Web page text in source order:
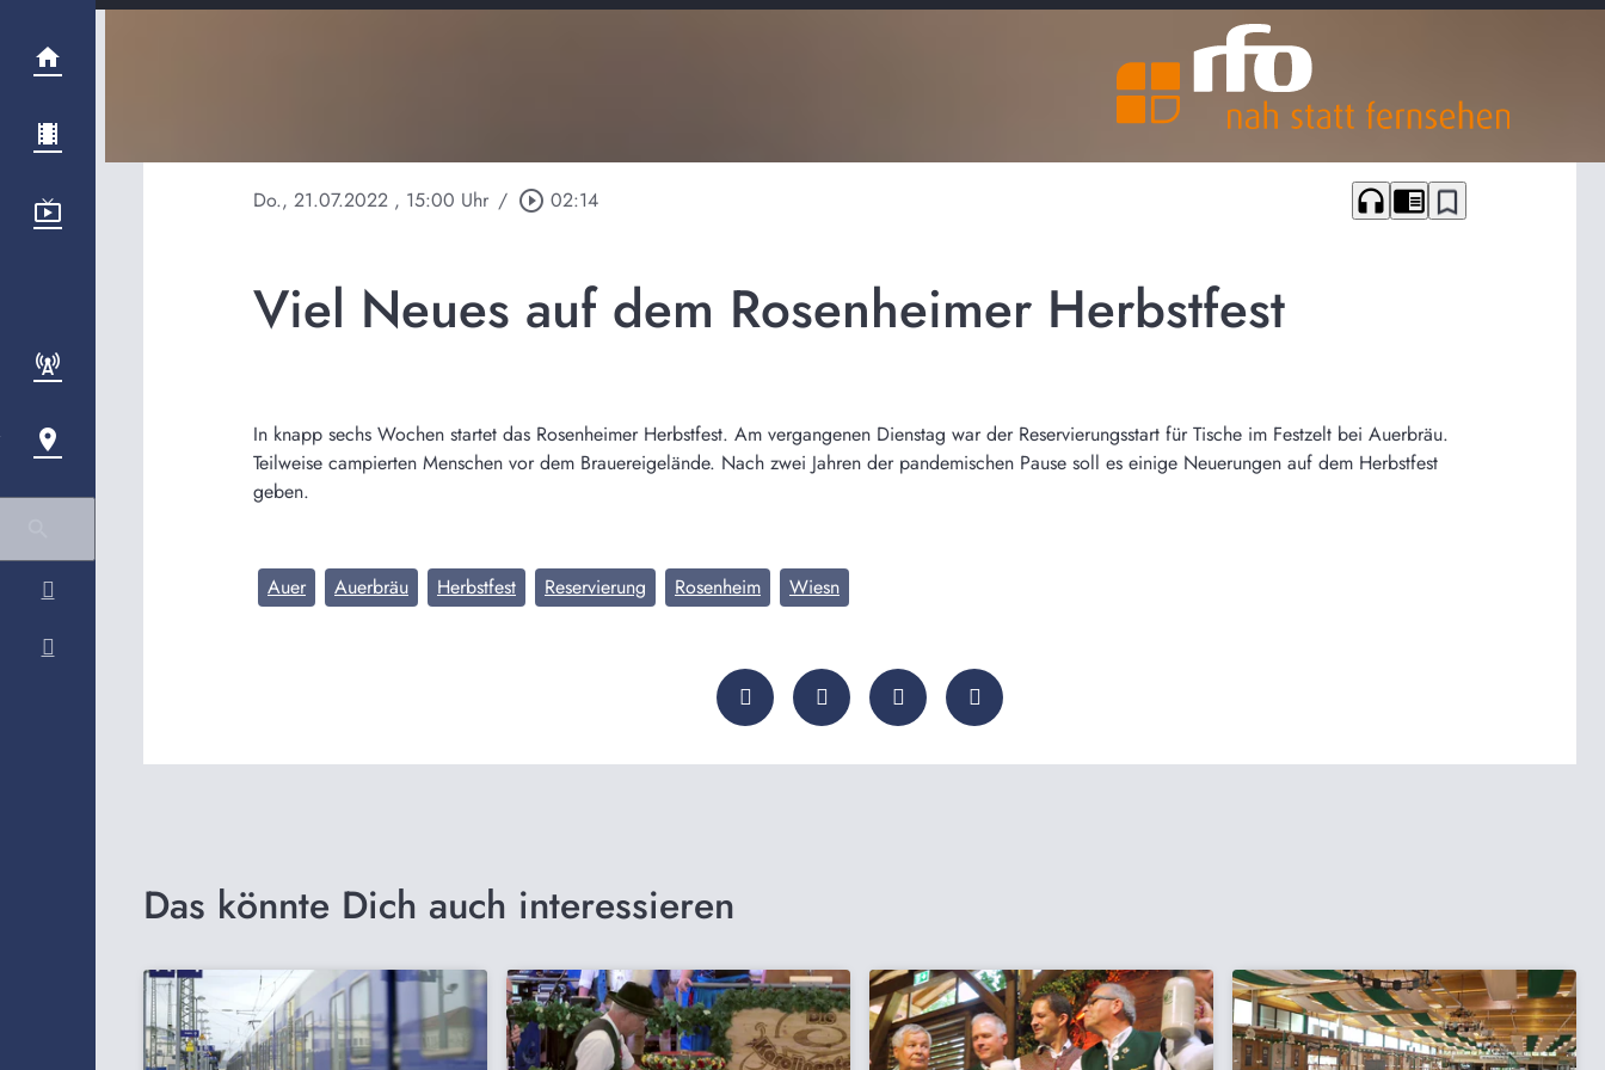
Do., 21.07.2022 , 15:00 Uhr / play_circle_outline 02:14 headphones chrome_reader_mode bookmark_border
Viel Neues auf dem Rosenheimer Herbstfest
In knapp sechs Wochen startet das Rosenheimer Herbstfest. Am vergangenen Dienstag war der Reservierungsstart für Tische im Festzelt bei Auerbräu.
Teilweise campierten Menschen vor dem Brauereigelände. Nach zwei Jahren der pandemischen Pause soll es einige Neuerungen auf dem Herbstfest
geben.
Auer Auerbräu Herbstfest Reservierung Rosenheim Wiesn
Das könnte Dich auch interessieren